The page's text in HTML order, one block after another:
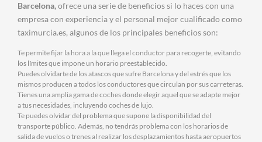
Barcelona,ofrece una serie de beneficios si lo haces con una
empresa con experiencia y el personal mejor cualificado como
taximurcia.es, algunos de los principales beneficios son:
Te permite fijar la hora a la que llega el conductor para recogerte, evitando
los límites que impone un horario preestablecido.
Puedes olvidarte de los atascos que sufre Barcelona y del estrés que los
mismos producen a todos los conductores que circulan por sus carreteras.
Tienes una amplia gama de coches donde elegir aquel que se adapte mejor
a tus necesidades, incluyendo coches de lujo.
Te puedes olvidar del problema que supone la disponibilidad del
transporte público. Además, no tendrás problema con los horarios de
salida de vuelos o trenes al realizar los desplazamientos hasta aeropuertos